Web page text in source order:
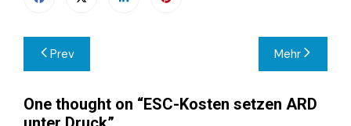
Beitragsnavigation
Prev Mehr
One thought on “ESC-Kosten setzen ARD